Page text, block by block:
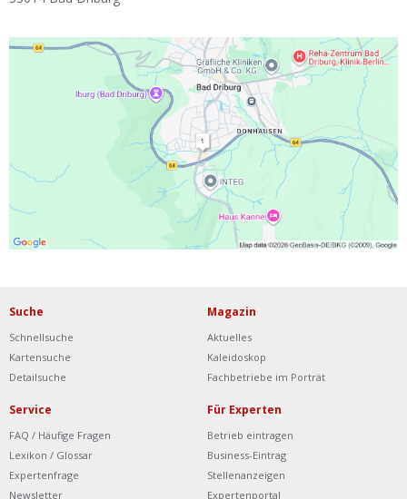
Lexikon
Ist Ihre Werkstatt schon dabei?
Kostenlos eintragen
Werkstatt Login
Suche
Schnellsuche
Kartensuche
Detailsuche
Magazin
Aktuelles
Kaleidoskop
Fachbetriebe im Porträt
Service
FAQ / Häufige Fragen
Lexikon / Glossar
Expertenfrage
Newsletter
Für Experten
Betrieb eintragen
Business-Eintrag
Stellenanzeigen
Expertenportal